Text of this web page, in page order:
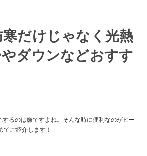
寒だけじゃなく光熱
ダウンなどおすす
るのは嫌ですよね。そんな時に便利なのがヒー
ご紹介します！